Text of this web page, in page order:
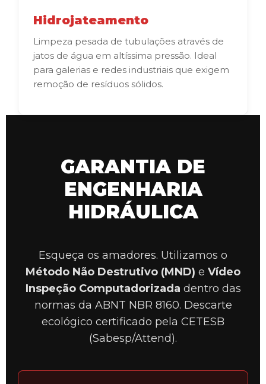
Hidrojateamento
Limpeza pesada de tubulações através de
jatos de água em altíssima pressão. Ideal
para galerias e redes industriais que exigem
remoção de resíduos sólidos.
GARANTIA DE
ENGENHARIA
HIDRÁULICA
Esqueça os amadores. Utilizamos o
Método Não Destrutivo (MND) e Vídeo
Inspeção Computadorizada dentro das
normas da ABNT NBR 8160. Descarte
ecológico certificado pela CETESB
(Sabesp/Attend).